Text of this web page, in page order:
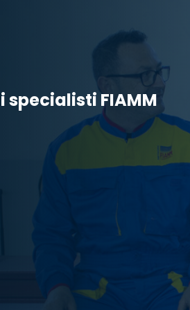
specialisti FIAMM